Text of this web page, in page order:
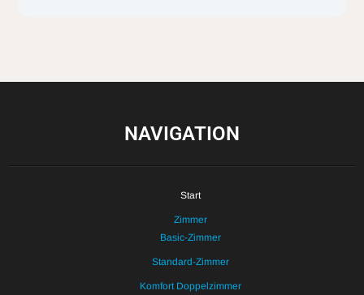
NAVIGATION
Start
Zimmer
Basic-Zimmer
Standard-Zimmer
Komfort Doppelzimmer